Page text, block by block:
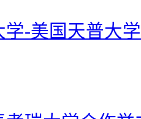
学-美国天普大